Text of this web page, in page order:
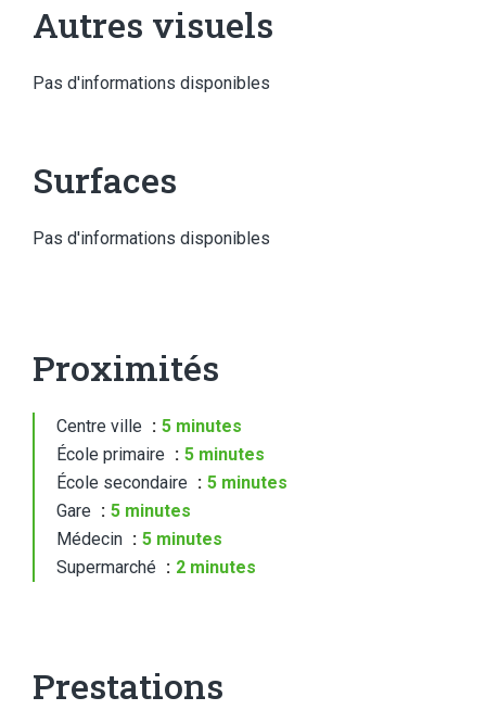
Autres visuels
Pas d'informations disponibles
Surfaces
Pas d'informations disponibles
Proximités
Centre ville
5 minutes
École primaire
5 minutes
École secondaire
5 minutes
Gare
5 minutes
Médecin
5 minutes
Supermarché
2 minutes
Prestations